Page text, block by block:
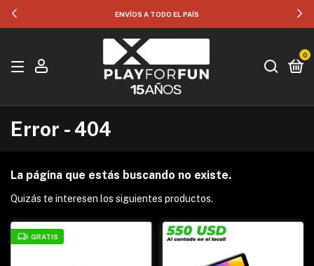
ENVÍOS A TODO EL PAÍS
0
Error - 404
La página que estás buscando no existe.
Quizás te interesen los siguientes productos.
GRATIS